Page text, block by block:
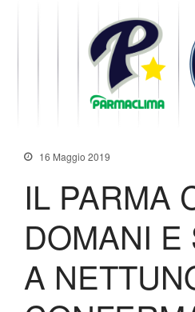
16 Maggio 2019
IL PARMA
DOMANI E
A